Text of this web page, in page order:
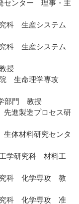
ンター 理事・主
生産システム
生産システム
授
生命理学専攻
部門 教授
製造プロセス研
材料研究センタ
研究科 材料工
科 化学専攻 教
科 化学専攻 准